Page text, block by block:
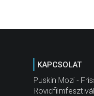
KAPCSOLAT
Puskin Mozi -
Rövidfilmfesztivál